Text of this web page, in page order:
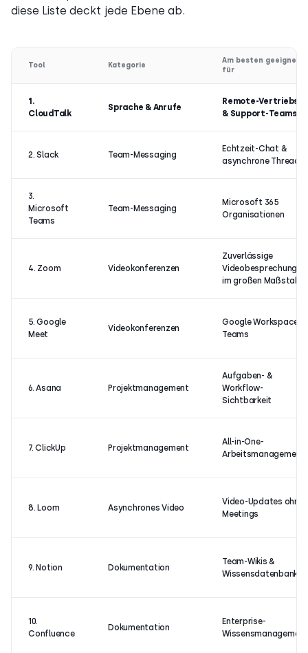
diese Liste deckt jede Ebene ab.
Tool Kategorie
Am besten geeignet
für
1.
CloudTalk
Sprache & Anrufe
Remote-Vertriebs-
& Support-Teams
2. Slack Team-Messaging
Echtzeit-Chat &
asynchrone Threads
3.
Microsoft
Teams
Team-Messaging
Microsoft 365
Organisationen
4. Zoom Videokonferenzen
Zuverlässige
Videobesprechungen
im großen Maßstab
5. Google
Meet
Videokonferenzen
Google Workspace
Teams
6. Asana Projektmanagement
Aufgaben- &
Workflow-
Sichtbarkeit
7. ClickUp Projektmanagement
All-in-One-
Arbeitsmanagement
8. Loom Asynchrones Video
Video-Updates ohne
Meetings
9. Notion Dokumentation
Team-Wikis &
Wissensdatenbanken
10.
Confluence
Dokumentation
Enterprise-
Wissensmanagement